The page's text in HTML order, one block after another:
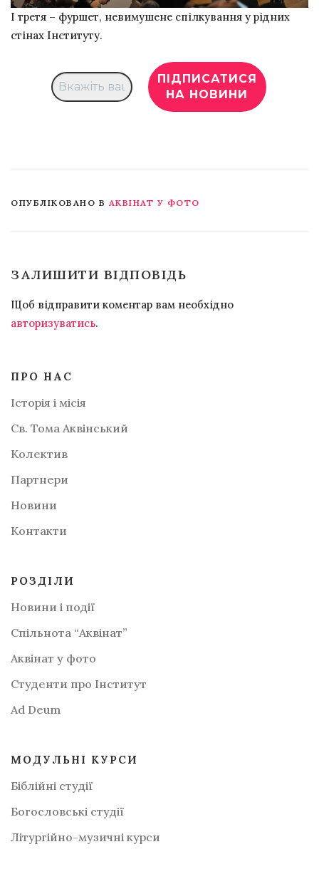
І третя – фуршет, невимушене спілкування у рідних
стінах Інституту.
ОПУБЛІКОВАНО В АКВІНАТ У ФОТО
ЗАЛИШИТИ ВІДПОВІДЬ
Щоб відправити коментар вам необхідно
авторизуватись.
ПРО НАС
Історія і місія
Св. Тома Аквінський
Колектив
Партнери
Новини
Контакти
РОЗДІЛИ
Новини і події
Спільнота “Аквінат”
Аквінат у фото
Студенти про Інститут
Аd Deum
МОДУЛЬНІ КУРСИ
Біблійні студії
Богословські студії
Літургійно-музичні курси